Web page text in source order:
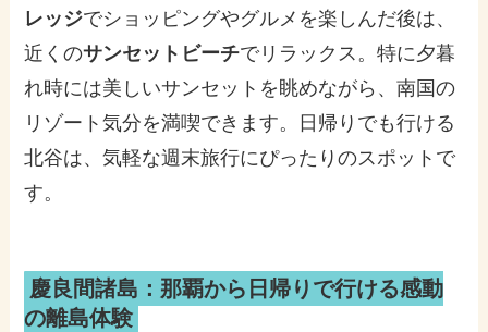
レッジでショッピングやグルメを楽しんだ後は、
近くのサンセットビーチでリラックス。特に夕暮
れ時には美しいサンセットを眺めながら、南国の
リゾート気分を満喫できます。日帰りでも行ける
北谷は、気軽な週末旅行にぴったりのスポットで
す。
慶良間諸島：那覇から日帰りで行ける感動
の離島体験